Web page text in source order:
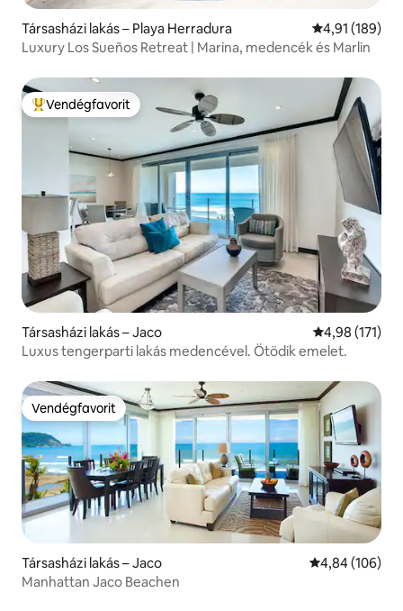
Társasházi lakás – Playa Herradura Átlagos
4,91 (189)
Luxury Los Sueños Retreat | Marina, medencék és Marlin
Kiemelt vendégfavorit
Vendégfavorit
Társasházi lakás – Jaco Átlagos
4,98 (171)
Luxus tengerparti lakás medencével. Ötödik emelet.
Vendégfavorit
Vendégfavorit
Társasházi lakás – Jaco Átlagos
4,84 (106)
Manhattan Jaco Beachen